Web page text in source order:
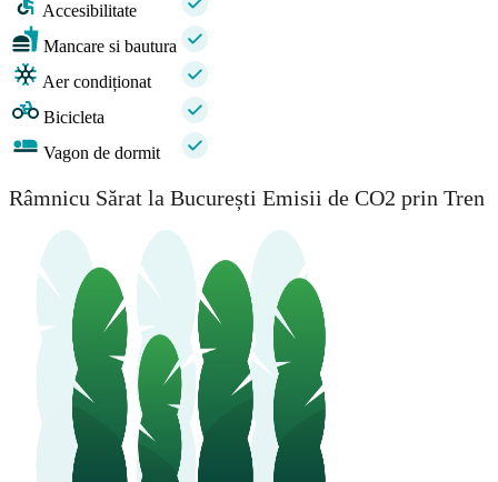
Accesibilitate
Mancare si bautura
Aer condiționat
Bicicleta
Vagon de dormit
Râmnicu Sărat la București Emisii de CO2 prin Tren